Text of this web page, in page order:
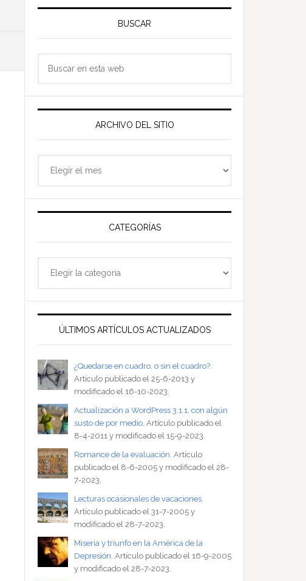
Barra
principal
BUSCAR
web
ARCHIVO DEL SITIO
CATEGORÍAS
ÚLTIMOS ARTÍCULOS ACTUALIZADOS
¿Quedarse en cuadro, o sin el cuadro?.
Artículo publicado el 25-6-2013 y
modificado el 16-10-2023.
Actualización a WordPress 3.1.1, con algún
susto de por medio. Artículo publicado el
8-4-2011 y modificado el 15-9-2023.
Romance de la evaluación. Artículo
publicado el 8-6-2005 y modificado el 28-
7-2023.
Lecturas ocasionales de vacaciones.
Artículo publicado el 31-7-2005 y
modificado el 28-7-2023.
Miseria y triunfo en la América de la
Depresión. Artículo publicado el 16-9-2005
y modificado el 28-7-2023.